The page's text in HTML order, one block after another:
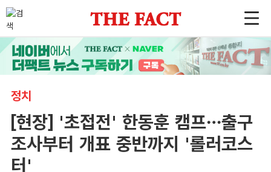
정치
[현장] '초접전' 한동훈 캠프…출구
조사부터 개표 중반까지 '롤러코스
터'